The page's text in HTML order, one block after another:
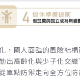
，國人面臨的風險結
出高齡化與少子化交
單點防禦走向全方位防